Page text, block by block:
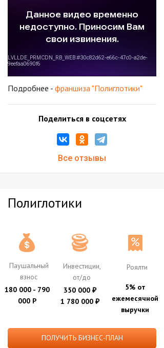
Подробнее - франшиза "Полиглотики"
Поделиться в соцсетях
Все отзывы
Полиглотики
Паушальный
взнос
180 000 - 790
000 Р
Инвестиции,
от/до
350 000 ₽
1 780 000 ₽
Роялти
5% от
ежемесячной
выручки
ПОЛУЧИТЬ БИЗНЕС-ПЛАН